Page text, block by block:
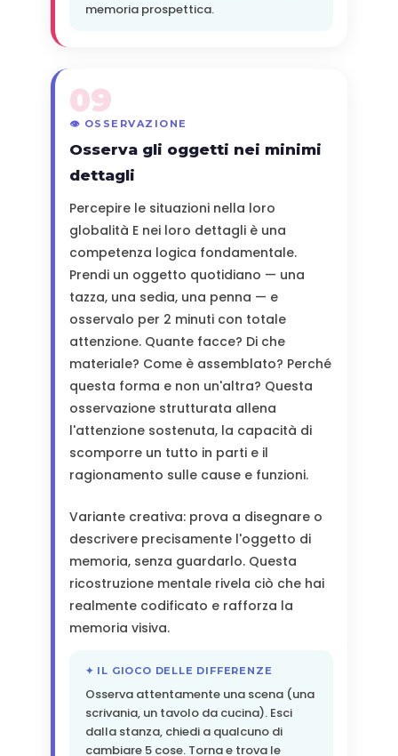
memoria prospettica.
09
👁️ OSSERVAZIONE
Osserva gli oggetti nei minimi
dettagli
Percepire le situazioni nella loro
globalità E nei loro dettagli è una
competenza logica fondamentale.
Prendi un oggetto quotidiano — una
tazza, una sedia, una penna — e
osservalo per 2 minuti con totale
attenzione. Quante facce? Di che
materiale? Come è assemblato? Perché
questa forma e non un'altra? Questa
osservazione strutturata allena
l'attenzione sostenuta, la capacità di
scomporre un tutto in parti e il
ragionamento sulle cause e funzioni.
Variante creativa: prova a disegnare o
descrivere precisamente l'oggetto di
memoria, senza guardarlo. Questa
ricostruzione mentale rivela ciò che hai
realmente codificato e rafforza la
memoria visiva.
✦ IL GIOCO DELLE DIFFERENZE
Osserva attentamente una scena (una
scrivania, un tavolo da cucina). Esci
dalla stanza, chiedi a qualcuno di
cambiare 5 cose. Torna e trova le